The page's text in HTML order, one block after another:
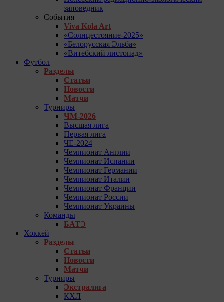
заповедник
События
Viva Kola Art
«Солнцестояние-2025»
«Белорусская Эльба»
«Витебский листопад»
Футбол
Разделы
Статьи
Новости
Матчи
Турниры
ЧМ-2026
Высшая лига
Первая лига
ЧЕ-2024
Чемпионат Англии
Чемпионат Испании
Чемпионат Германии
Чемпионат Италии
Чемпионат Франции
Чемпионат России
Чемпионат Украины
Команды
БАТЭ
Хоккей
Разделы
Статьи
Новости
Матчи
Турниры
Экстралига
КХЛ